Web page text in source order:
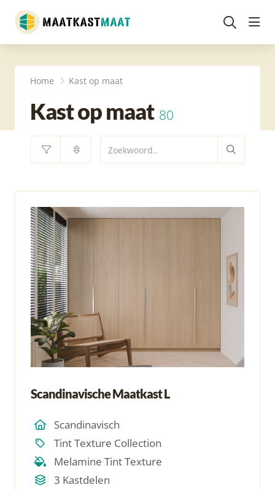
Home Kast op maat
Kast op maat 80
Scandinavische Maatkast L
Scandinavisch
Tint Texture Collection
Melamine Tint Texture
3 Kastdelen